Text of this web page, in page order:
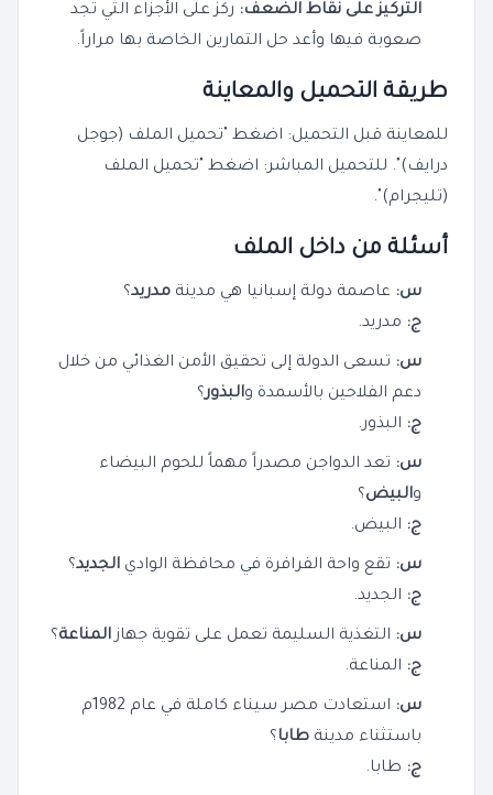
التركيز على نقاط الضعف: ركز على الأجزاء التي تجد
صعوبة فيها وأعد حل التمارين الخاصة بها مراراً.
طريقة التحميل والمعاينة
للمعاينة قبل التحميل: اضغط "تحميل الملف (جوجل
درايف)". للتحميل المباشر: اضغط "تحميل الملف
(تليجرام)".
أسئلة من داخل الملف
س: عاصمة دولة إسبانيا هي مدينة مدريد؟
ج: مدريد.
س: تسعى الدولة إلى تحقيق الأمن الغذائي من خلال
دعم الفلاحين بالأسمدة والبذور؟
ج: البذور.
س: تعد الدواجن مصدراً مهماً للحوم البيضاء
والبيض؟
ج: البيض.
س: تقع واحة الفرافرة في محافظة الوادي الجديد؟
ج: الجديد.
س: التغذية السليمة تعمل على تقوية جهازالمناعة؟
ج: المناعة.
س:
استعادت مصر سيناء كاملة في عام 1982م
باستثناء مدينة طابا؟
ج: طابا.